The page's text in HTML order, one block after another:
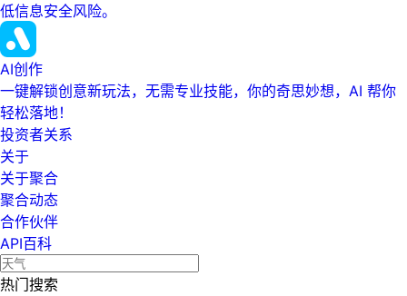
低信息安全风险。
AI创作
一键解锁创意新玩法，无需专业技能，你的奇思妙想，AI 帮你
轻松落地！
投资者关系
关于
关于聚合
聚合动态
合作伙伴
API百科
热门搜索